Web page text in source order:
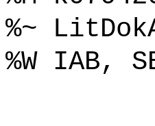
%~
%W IAB,